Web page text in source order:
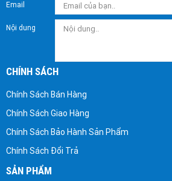
Email
Nội dung
CHÍNH SÁCH
Chính Sách Bán Hàng
Chính Sách Giao Hàng
Chính Sách Bảo Hành Sản Phẩm
Chính Sách Đổi Trả
SẢN PHẨM